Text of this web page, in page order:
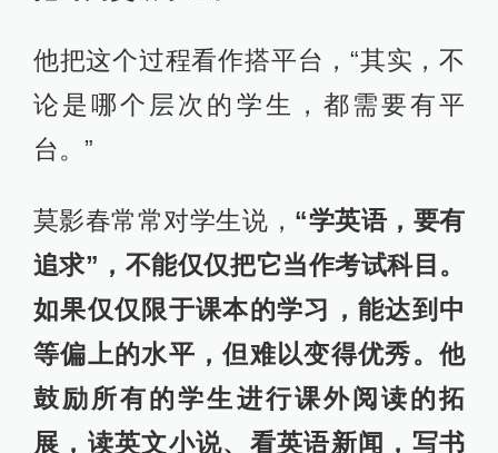
他把这个过程看作搭平台，“其实，不
论是哪个层次的学生，都需要有平
台。”
莫影春常常对学生说， “学英语，要有
追求”，不能仅仅把它当作考试科目。
如果仅仅限于课本的学习，能达到中
等偏上的水平，但难以变得优秀。他
鼓励所有的学生进行课外阅读的拓
展，读英文小说、看英语新闻，写书